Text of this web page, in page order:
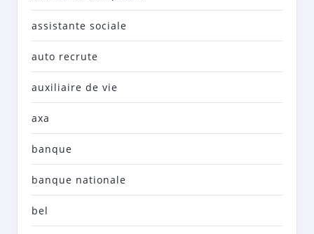
assistante sociale
auto recrute
auxiliaire de vie
axa
banque
banque nationale
bel